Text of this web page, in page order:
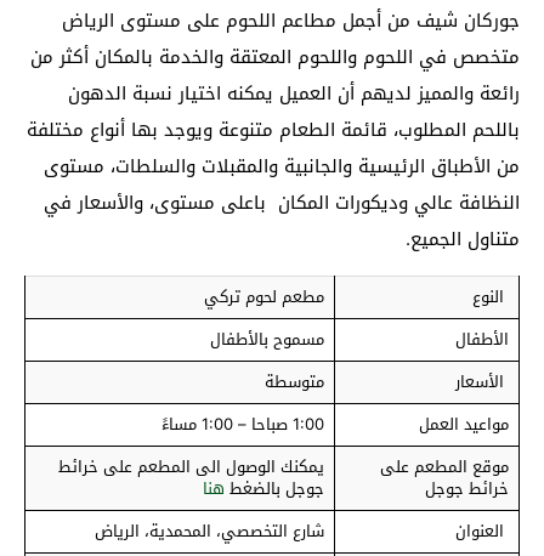
جوركان شيف من أجمل مطاعم اللحوم على مستوى الرياض
متخصص في اللحوم واللحوم المعتقة والخدمة بالمكان أكثر من
رائعة والمميز لديهم أن العميل يمكنه اختيار نسبة الدهون
باللحم المطلوب، قائمة الطعام متنوعة ويوجد بها أنواع مختلفة
من الأطباق الرئيسية والجانبية والمقبلات والسلطات، مستوى
النظافة عالي وديكورات المكان باعلى مستوى، والأسعار في
متناول الجميع.
النوع
مطعم لحوم تركي
الأطفال
مسموح بالأطفال
الأسعار
متوسطة
مواعيد العمل
1:00 صباحا – 1:00 مساءً
موقع المطعم على
خرائط جوجل
يمكنك الوصول الى المطعم على خرائط
جوجل بالضغط هنا
العنوان
شارع التخصصي، المحمدية، الرياض